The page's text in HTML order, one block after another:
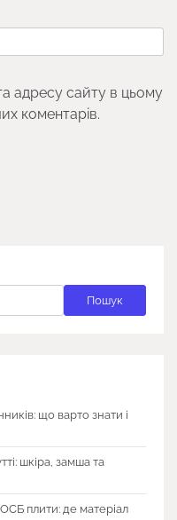
адресу сайту в цьому
коментарів.
Пошук
що варто знати і
шкіра, замша та
плити: де матеріал